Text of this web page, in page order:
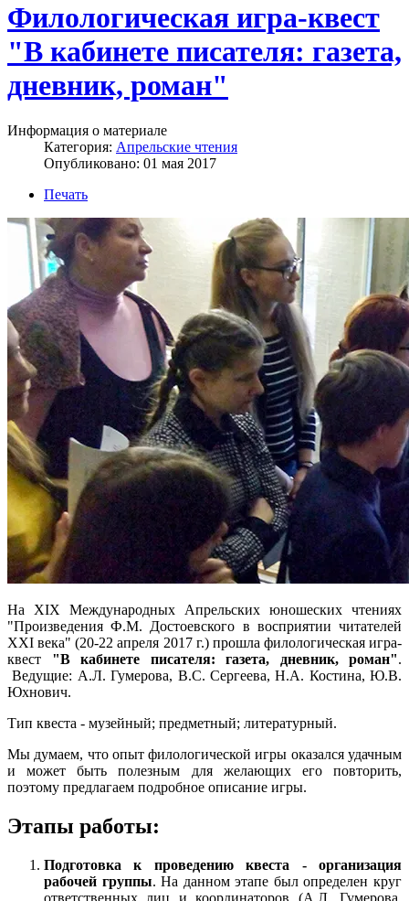
Филологическая игра-квест
"В кабинете писателя: газета,
дневник, роман"
Информация о материале
Категория: Апрельские чтения
Опубликовано: 01 мая 2017
Печать
На XIX Международных Апрельских юношеских чтениях
"Произведения Ф.М. Достоевского в восприятии читателей
XXI века" (20-22 апреля 2017 г.) прошла филологическая игра-
квест "В кабинете писателя: газета, дневник, роман".
Ведущие: А.Л. Гумерова, В.С. Сергеева, Н.А. Костина, Ю.В.
Юхнович.
Тип квеста - музейный; предметный; литературный.
Мы думаем, что опыт филологической игры оказался удачным
и может быть полезным для желающих его повторить,
поэтому предлагаем подробное описание игры.
Этапы работы:
Подготовка к проведению квеста - организация
рабочей группы. На данном этапе был определен круг
ответственных лиц и координаторов (А.Л. Гумерова,